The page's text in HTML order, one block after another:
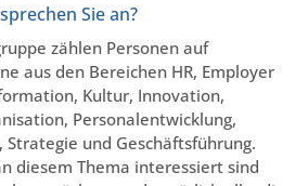
Sie an?
zählen Personen auf
aus den Bereichen HR, Employer
Kultur, Innovation,
Personalentwicklung,
und Geschäftsführung.
diesem Thema interessiert sind